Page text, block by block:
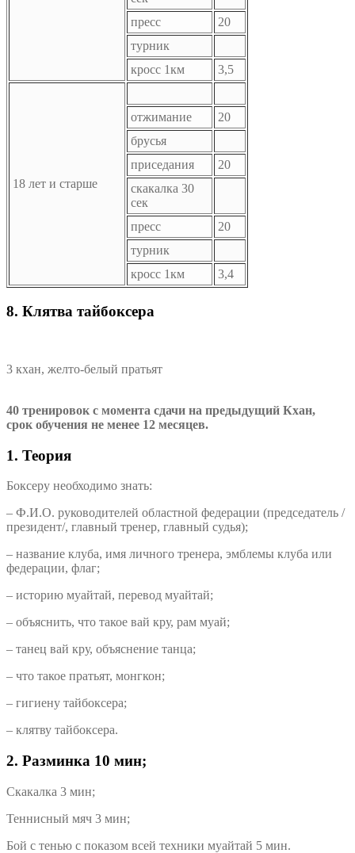
пресс
20
турник
кросс 1км
3,5
18 лет и старше
отжимание
20
брусья
приседания
20
скакалка 30
сек
пресс
20
турник
кросс 1км
3,4
8. Клятва тайбоксера
3 кхан, желто-белый пратьят
40 тренировок с момента сдачи на предыдущий Кхан,
срок обучения не менее 12 месяцев.
1. Теория
Боксеру необходимо знать:
– Ф.И.О. руководителей областной федерации (председатель /
президент/, главный тренер, главный судья);
– название клуба, имя личного тренера, эмблемы клуба или
федерации, флаг;
– историю муайтай, перевод муайтай;
– объяснить, что такое вай кру, рам муай;
– танец вай кру, объяснение танца;
– что такое пратьят, монгкон;
– гигиену тайбоксера;
– клятву тайбоксера.
2. Разминка 10 мин;
Скакалка 3 мин;
Теннисный мяч 3 мин;
Бой с тенью с показом всей техники муайтай 5 мин.